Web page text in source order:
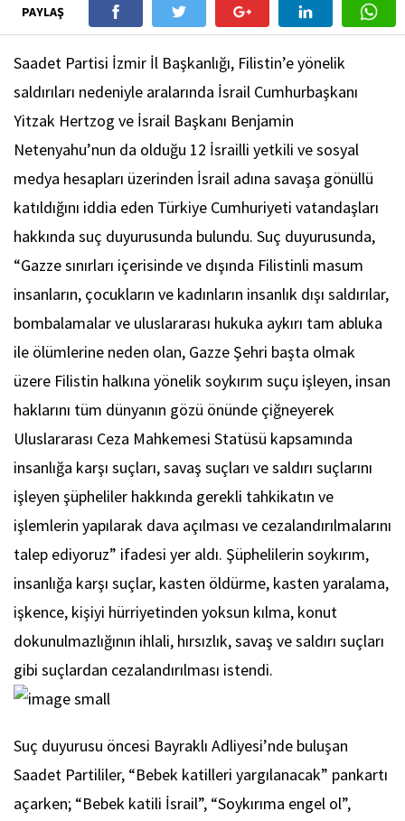
PAYLAŞ
Saadet Partisi İzmir İl Başkanlığı, Filistin’e yönelik
saldırıları nedeniyle aralarında İsrail Cumhurbaşkanı
Yitzak Hertzog ve İsrail Başkanı Benjamin
Netenyahu’nun da olduğu 12 İsrailli yetkili ve sosyal
medya hesapları üzerinden İsrail adına savaşa gönüllü
katıldığını iddia eden Türkiye Cumhuriyeti vatandaşları
hakkında suç duyurusunda bulundu. Suç duyurusunda,
“Gazze sınırları içerisinde ve dışında Filistinli masum
insanların, çocukların ve kadınların insanlık dışı saldırılar,
bombalamalar ve uluslararası hukuka aykırı tam abluka
ile ölümlerine neden olan, Gazze Şehri başta olmak
üzere Filistin halkına yönelik soykırım suçu işleyen, insan
haklarını tüm dünyanın gözü önünde çiğneyerek
Uluslararası Ceza Mahkemesi Statüsü kapsamında
insanlığa karşı suçları, savaş suçları ve saldırı suçlarını
işleyen şüpheliler hakkında gerekli tahkikatın ve
işlemlerin yapılarak dava açılması ve cezalandırılmalarını
talep ediyoruz” ifadesi yer aldı. Şüphelilerin soykırım,
insanlığa karşı suçlar, kasten öldürme, kasten yaralama,
işkence, kişiyi hürriyetinden yoksun kılma, konut
dokunulmazlığının ihlali, hırsızlık, savaş ve saldırı suçları
gibi suçlardan cezalandırılması istendi.
Suç duyurusu öncesi Bayraklı Adliyesi’nde buluşan
Saadet Partililer, “Bebek katilleri yargılanacak” pankartı
açarken; “Bebek katili İsrail”, “Soykırıma engel ol”,